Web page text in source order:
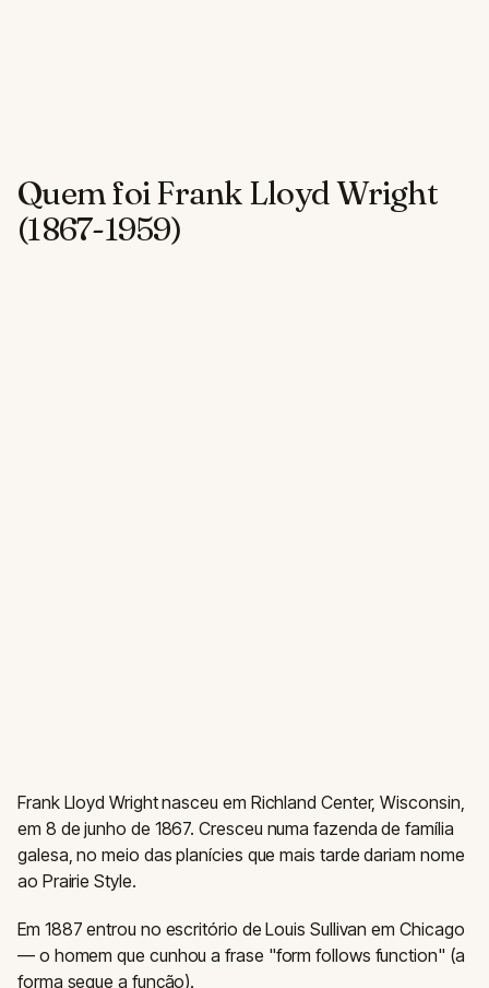
Quem foi Frank Lloyd Wright
(1867-1959)
Frank Lloyd Wright nasceu em Richland Center, Wisconsin,
em 8 de junho de 1867. Cresceu numa fazenda de família
galesa, no meio das planícies que mais tarde dariam nome
ao Prairie Style.
Em 1887 entrou no escritório de Louis Sullivan em Chicago
— o homem que cunhou a frase "form follows function" (a
forma segue a função).